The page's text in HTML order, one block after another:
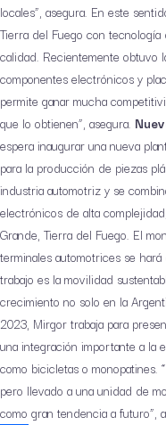
locales”, asegura. En este
Tierra del Fuego con
calidad. Recientemente
componentes electrónicos y
permite ganar mucha
que lo obtienen”, asegura.
espera inaugurar una nueva
para la producción de piezas
industria automotriz y se
electrónicos de alta
Grande, Tierra del Fuego. El
terminales automotrices se
trabajo es la movilidad
crecimiento no solo en la
2023, Mirgor trabaja para
una integración importante a la
como bicicletas o monopatines.
pero llevado a una unidad de
como gran tendencia a futuro”,